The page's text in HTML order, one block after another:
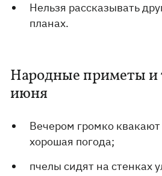
Нельзя рассказывать
планах.
Народные приметы и
июня
Вечером громко
хорошая погода;
пчелы сидят на стенках